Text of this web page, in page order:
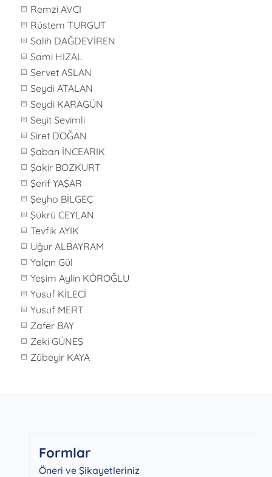
Remzi AVCI
Rüstem TURGUT
Salih DAĞDEVİREN
Sami HIZAL
Servet ASLAN
Seydi ATALAN
Seydi KARAGÜN
Seyit Sevimli
Siret DOĞAN
Şaban İNCEARIK
Şakir BOZKURT
Şerif YAŞAR
Şeyho BİLGEÇ
Şükrü CEYLAN
Tevfik AYIK
Uğur ALBAYRAM
Yalçın Gül
Yeşim Aylin KÖROĞLU
Yusuf KİLECİ
Yusuf MERT
Zafer BAY
Zeki GÜNEŞ
Zübeyir KAYA
Formlar
Öneri ve Şikayetleriniz